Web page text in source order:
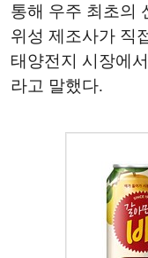
통해 우주 최초의
위성 제조사가 직
태양전지 시장에
라고 말했다.